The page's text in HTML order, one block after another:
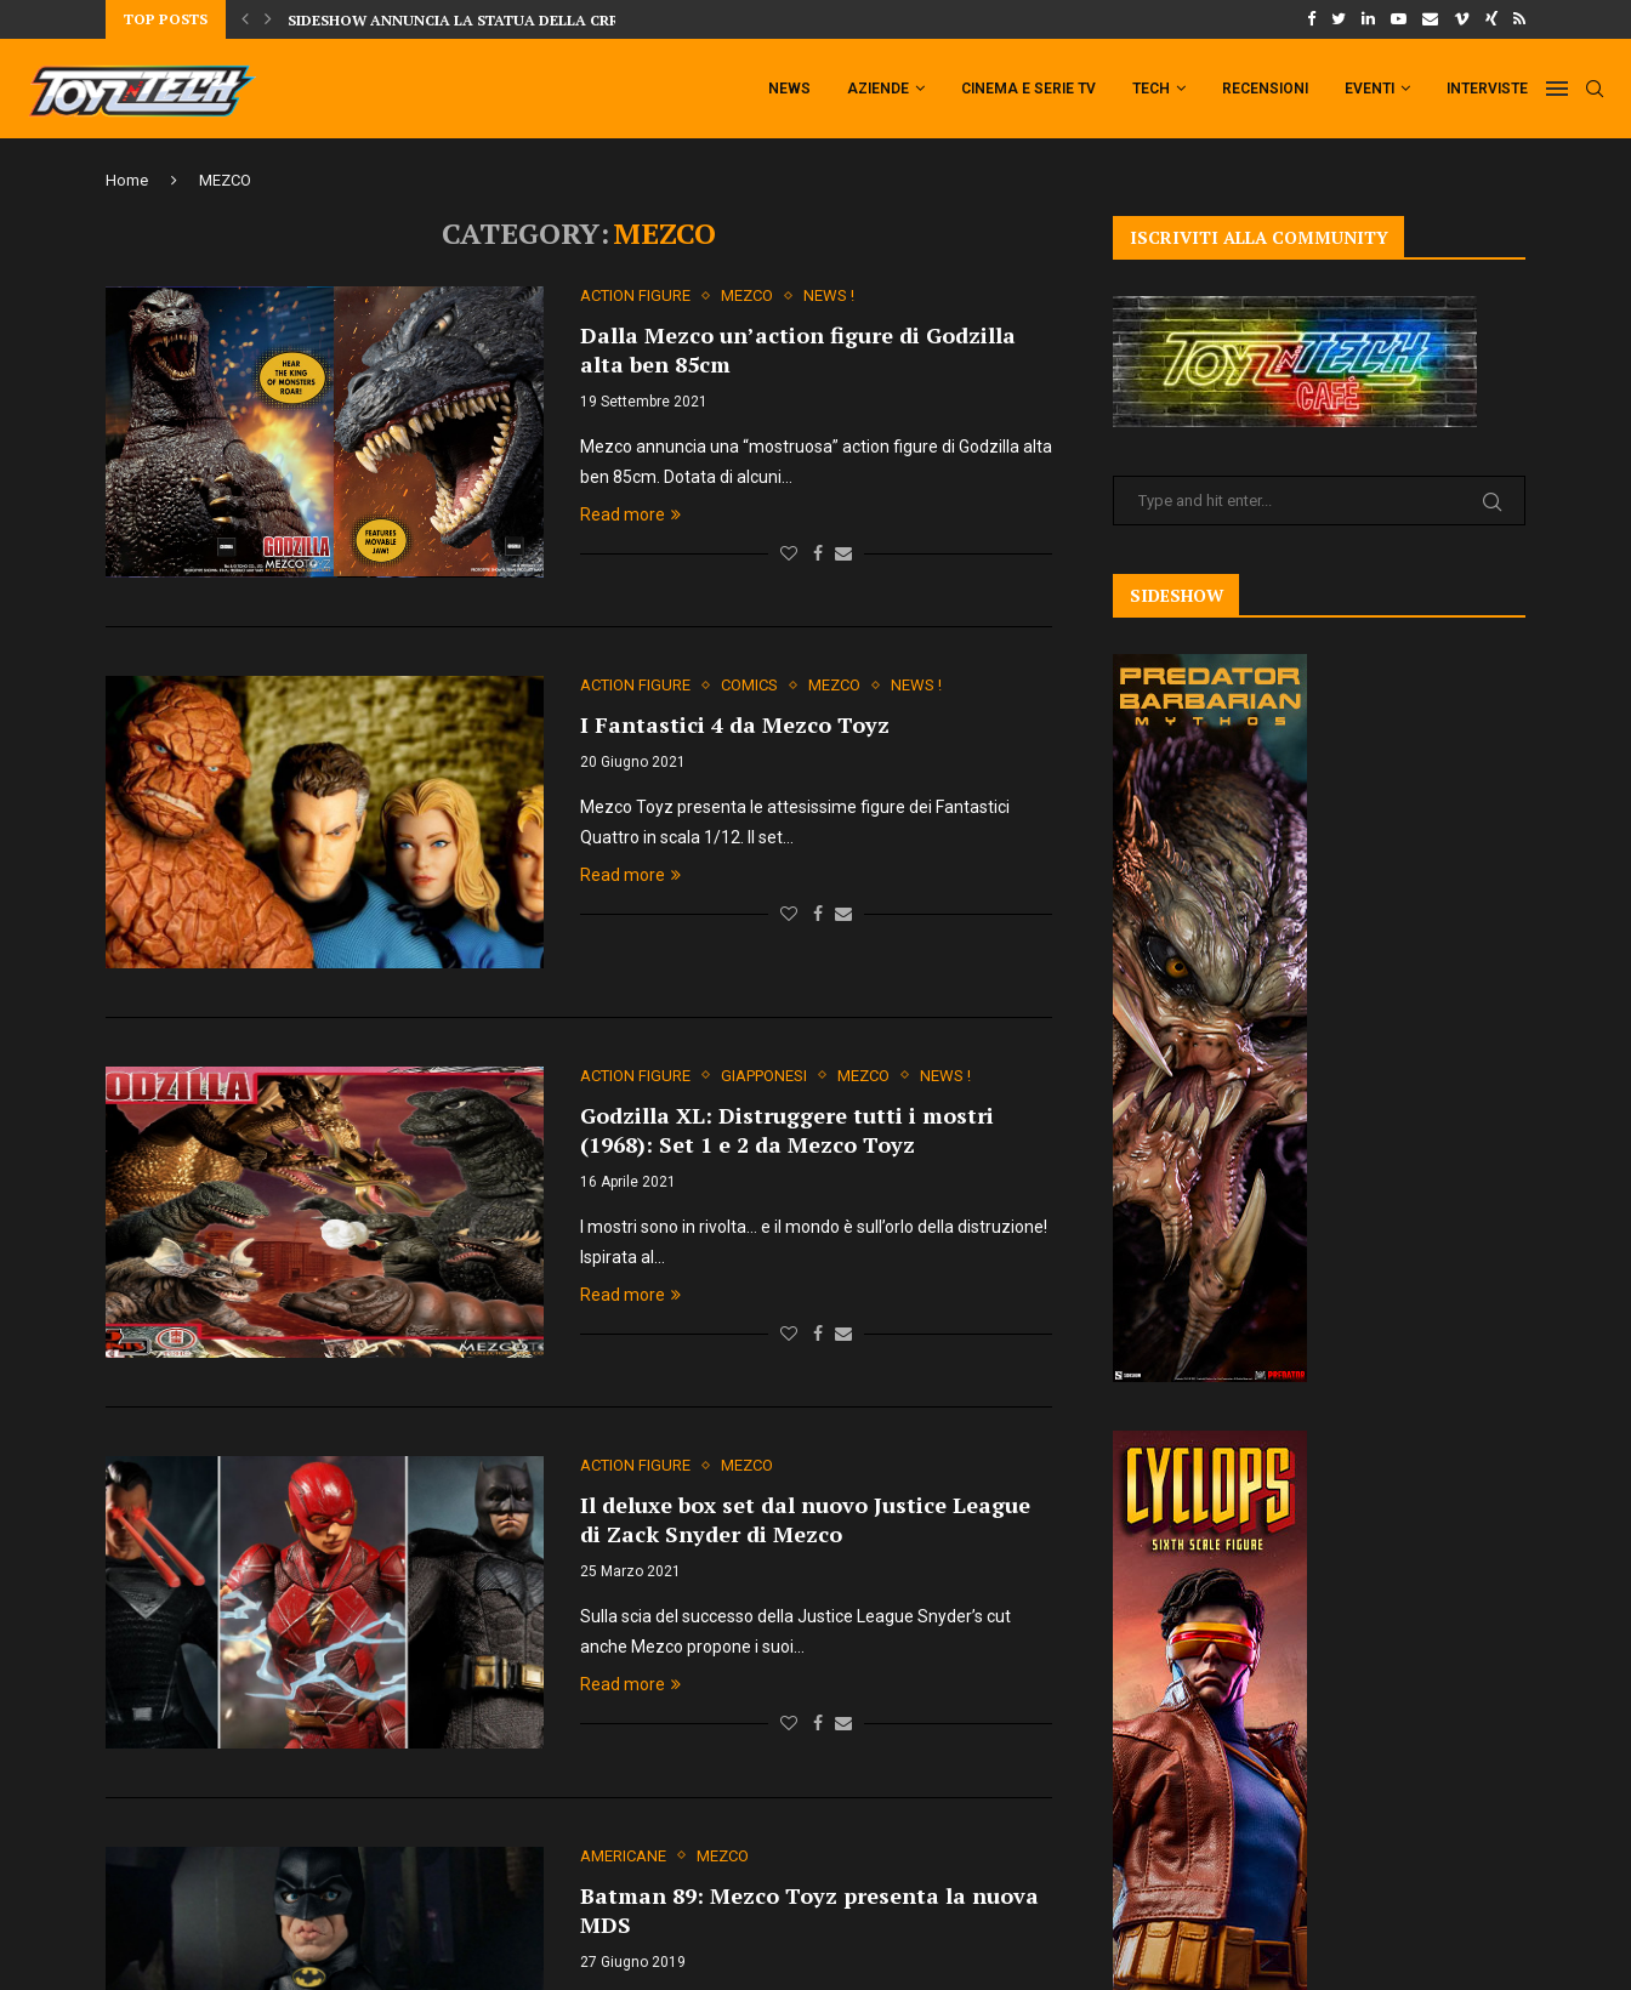
TOP POSTS DAL MONDO DEGLI X-MEN ARRIVA TEMPESTA TARGATA SIDESHOW! IL TRAILER DI FIST OF THE NORTH STAR!
NEWS AZIENDE CINEMA E SERIE TV TECH RECENSIONI EVENTI INTERVISTE
Home MEZCO
CATEGORY:MEZCO
ACTION FIGURE MEZCO NEWS !
Dalla Mezco un’action figure di Godzilla
alta ben 85cm
19 Settembre 2021
Mezco annuncia una “mostruosa” action figure di Godzilla alta
ben 85cm. Dotata di alcuni…
Read more
ACTION FIGURE COMICS MEZCO NEWS !
I Fantastici 4 da Mezco Toyz
20 Giugno 2021
Mezco Toyz presenta le attesissime figure dei Fantastici
Quattro in scala 1/12. Il set…
Read more
ACTION FIGURE GIAPPONESI MEZCO NEWS !
Godzilla XL: Distruggere tutti i mostri
(1968): Set 1 e 2 da Mezco Toyz
16 Aprile 2021
I mostri sono in rivolta… e il mondo è sull’orlo della distruzione!
Ispirata al…
Read more
ACTION FIGURE MEZCO
Il deluxe box set dal nuovo Justice League
di Zack Snyder di Mezco
25 Marzo 2021
Sulla scia del successo della Justice League Snyder’s cut
anche Mezco propone i suoi…
Read more
AMERICANE MEZCO
Batman 89: Mezco Toyz presenta la nuova
MDS
27 Giugno 2019
ISCRIVITI ALLA COMMUNITY
SIDESHOW